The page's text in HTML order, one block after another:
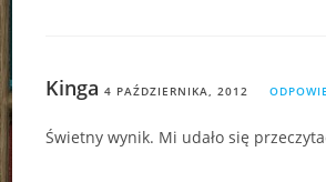
Kinga 4 PAŹDZIERNIKA, 2012
Świetny wynik. Mi udało się